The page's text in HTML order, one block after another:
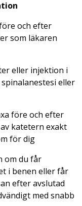
och efter
som läkaren
eller injektion i
eller
före och efter
katetern exakt
för dig
om du får
i benen eller får
efter avslutad
med snabb